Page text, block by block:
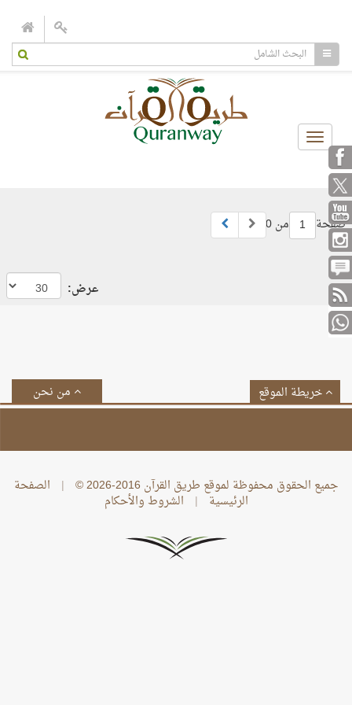
Toggle
navigation
صفحة 1 من 0
عرض:
من نحن خريطة الموقع
جميع الحقوق محفوظة لموقع طريق القرآن 2016-2026 © | الصفحة
الرئيسية | الشروط والأحكام